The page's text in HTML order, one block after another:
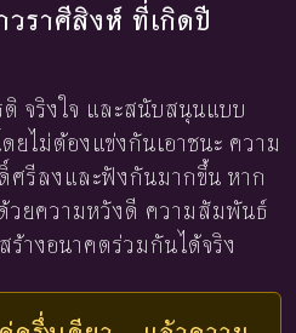
ราศีสิงห์ ที่เกิดปี
ติ จริงใจ และสนับสนุนแบบ
ยไม่ต้องแข่งกันเอาชนะ ความ
ศรีลงและฟังกันมากขึ้น หาก
วยความหวังดี ความสัมพันธ์
างอนาคตร่วมกันได้จริง